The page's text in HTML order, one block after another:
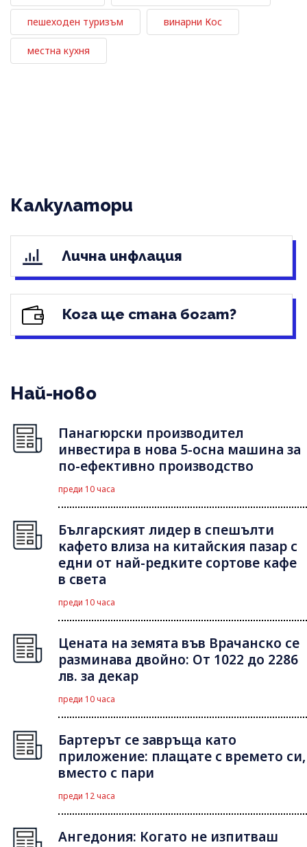
пешеходен туризъм винарни Кос
местна кухня
Калкулатори
Лична инфлация
Кога ще стана богат?
Най-ново
Панагюрски производител
инвестира в нова 5-осна машина за
по-ефективно производство
преди 10 часа
Българският лидер в спешълти
кафето влиза на китайския пазар с
едни от най-редките сортове кафе
в света
преди 10 часа
Цената на земята във Врачанско се
разминава двойно: От 1022 до 2286
лв. за декар
преди 10 часа
Бартерът се завръща като
приложение: плащате с времето си,
вместо с пари
преди 12 часа
Ангедония: Когато не изпитваш